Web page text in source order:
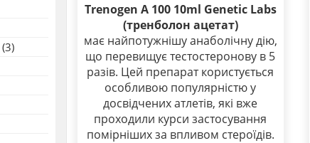
Trenogen A 100 10ml Genetic Labs
(тренболон ацетат)
має найпотужнішу анаболічну дію,
що перевищує тестостеронову в 5
разів. Цей препарат користується
особливою популярністю у
досвідчених атлетів, які вже
проходили курси застосування
помірніших за впливом стероїдів.
(3)